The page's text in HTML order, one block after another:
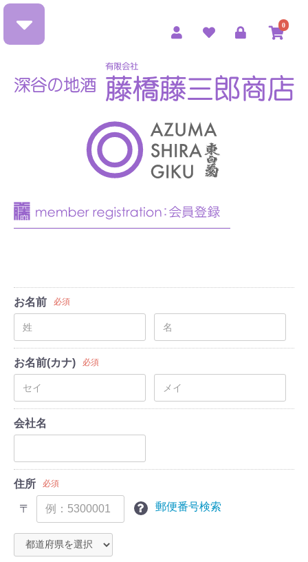
0
お名前 必須
お名前(カナ) 必須
会社名
住所 必須
〒 郵便番号検索